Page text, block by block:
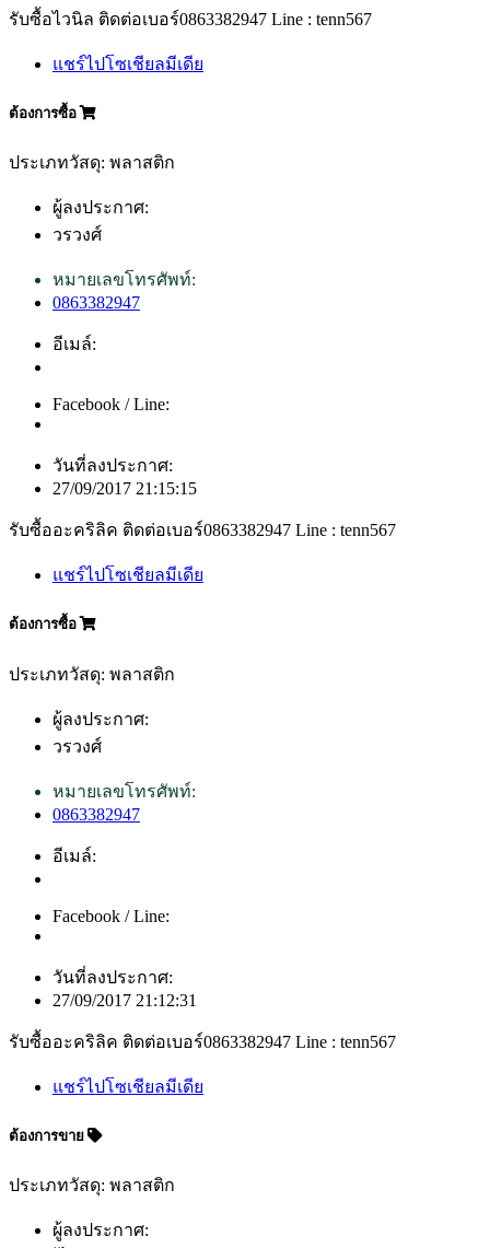
รับซื้อไวนิล ติดต่อเบอร์0863382947 Line : tenn567
แชร์ไปโซเชียลมีเดีย
ต้องการซื้อ
ประเภทวัสดุ: พลาสติก
ผู้ลงประกาศ:
วรวงศ์
หมายเลขโทรศัพท์:
0863382947
อีเมล์:
Facebook / Line:
วันที่ลงประกาศ:
27/09/2017 21:15:15
รับซื้ออะคริลิค ติดต่อเบอร์0863382947 Line : tenn567
แชร์ไปโซเชียลมีเดีย
ต้องการซื้อ
ประเภทวัสดุ: พลาสติก
ผู้ลงประกาศ:
วรวงศ์
หมายเลขโทรศัพท์:
0863382947
อีเมล์:
Facebook / Line:
วันที่ลงประกาศ:
27/09/2017 21:12:31
รับซื้ออะคริลิค ติดต่อเบอร์0863382947 Line : tenn567
แชร์ไปโซเชียลมีเดีย
ต้องการขาย
ประเภทวัสดุ: พลาสติก
ผู้ลงประกาศ: